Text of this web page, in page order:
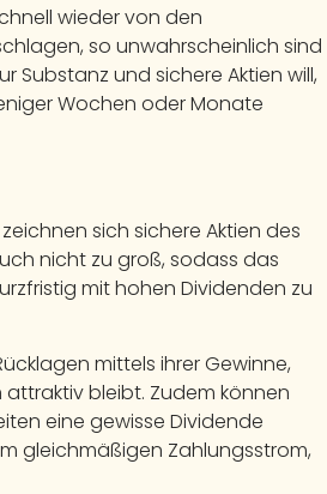
wieder von den
so unwahrscheinlich sind
Substanz und sichere Aktien will,
Wochen oder Monate
sich sichere Aktien des
nicht zu groß, sodass das
mit hohen Dividenden zu
mittels ihrer Gewinne,
bleibt. Zudem können
eine gewisse Dividende
gleichmäßigen Zahlungsstrom,